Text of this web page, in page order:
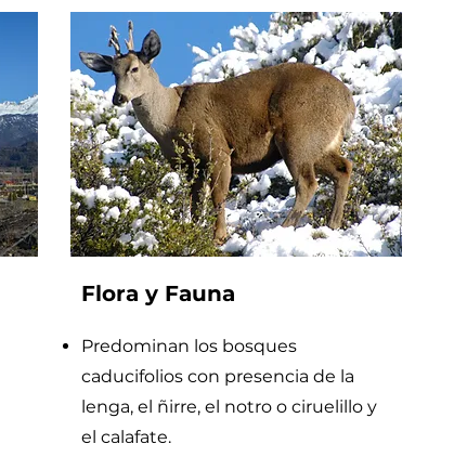
Flora y Fauna
Predominan los bosques
caducifolios con presencia de la
lenga, el ñirre, el notro o ciruelillo y
el calafate.